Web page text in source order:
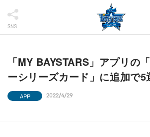
SNS
「MY BAYSTARS」アプリの
ーシリーズカード」に追加で5
APP 2022/4/29